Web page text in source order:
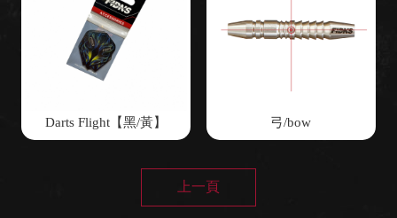
Darts Flight【黑/黃】 弓/bow
上一頁